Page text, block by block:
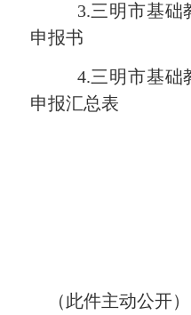
3.三明市基础
申报书
4.三明市基础
申报汇总表
（此件主动公开）